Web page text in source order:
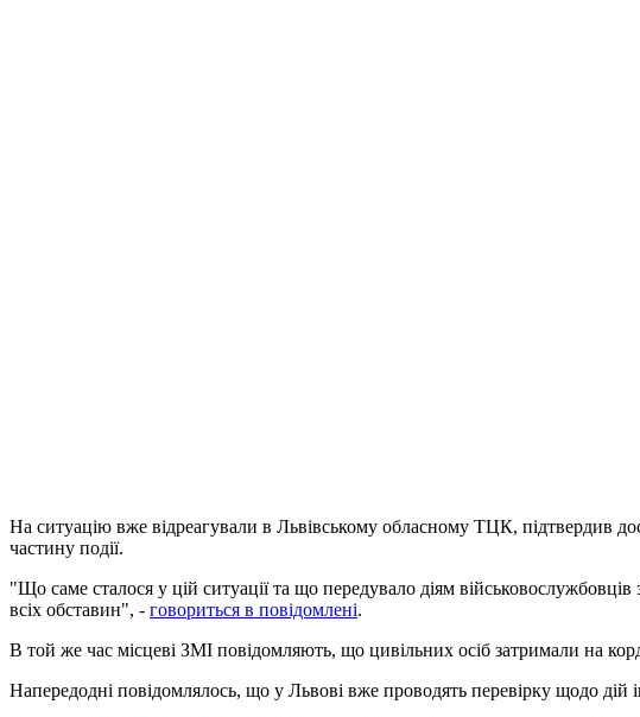
На ситуацію вже відреагували в Львівському обласному ТЦК, підтвердив
частину події.
"Що саме сталося у цій ситуації та що передувало діям
всіх обставин", - говориться в повідомлені.
В той же час місцеві ЗМІ повідомляють, що цивільних осіб затримали на
Напередодні повідомлялось, що у Львові вже проводять перевірку щодо дій